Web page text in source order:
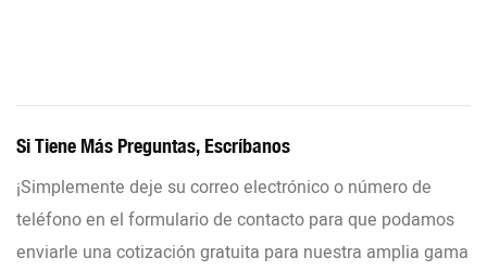
Si Tiene Más Preguntas, Escríbanos
¡Simplemente deje su correo electrónico o número de
teléfono en el formulario de contacto para que podamos
enviarle una cotización gratuita para nuestra amplia gama